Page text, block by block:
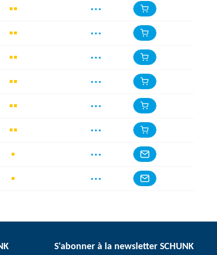
S'abonner à la newsletter SCHUNK